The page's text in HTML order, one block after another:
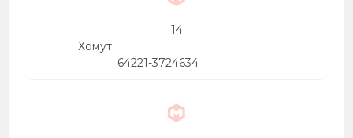
14
Хомут
64221-3724634